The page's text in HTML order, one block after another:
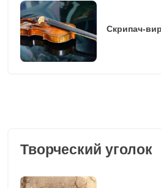
Скрипач-
Творческий уголок